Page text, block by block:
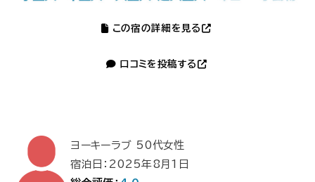
この宿の詳細を見る
口コミを投稿する
ヨーキーラブ 50代女性
宿泊日：2025年8月1日